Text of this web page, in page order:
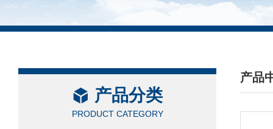
产品分类
PRODUCT CATEGORY
产品
/